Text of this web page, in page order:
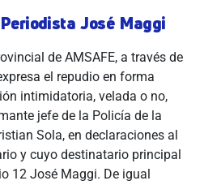
José Maggi
de AMSAFE, a través de
el repudio en forma
intimidatoria, velada o no,
jefe de la Policía de la
Sola, en declaraciones al
y cuyo destinatario principal
12 José Maggi. De igual